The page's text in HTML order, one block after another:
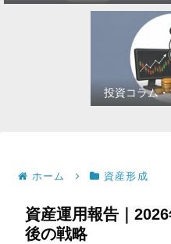
投資コラム
ホーム 資産形成
資産運用報告｜
後の戦略